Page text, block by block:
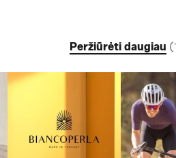
Peržiūrėti daugiau (